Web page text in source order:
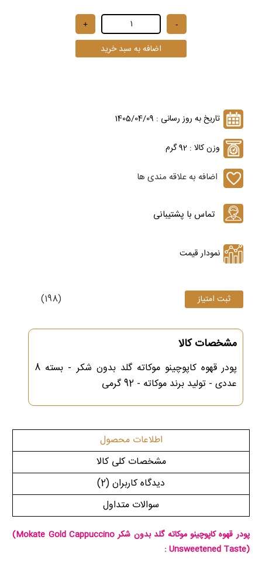
تاریخ به روز رسانی : 1405/04/09
وزن کالا : 92 گرم
اضافه به علاقه مندی ها
نمودار قیمت
(198)
مشخصات کالا
پودر قهوه کاپوچینو موکاته گلد بدون شکر - بسته 8
عددی - تولید برند موکاته - 92 گرمی
اطلاعات محصول
مشخصات کلی کالا
دیدگاه کاربران(2)
سوالات متداول
پودر قهوه کاپوچینو موکاته گلد بدون شکر(Mokate Gold Cappuccino
Unsweetened Taste)
: